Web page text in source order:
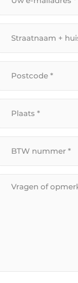
mailadres*
huisnummer*
Nummer*